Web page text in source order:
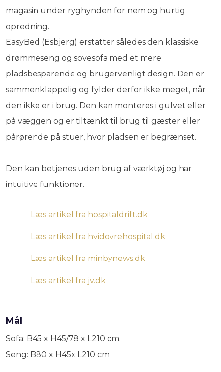
magasin under ryghynden for nem og hurtig
opredning.
EasyBed (Esbjerg) erstatter således den klassiske
drømmeseng og sovesofa med et mere
pladsbesparende og brugervenligt design. Den er
sammenklappelig og fylder derfor ikke meget, når
den ikke er i brug. Den kan monteres i gulvet eller
på væggen og er tiltænkt til brug til gæster eller
pårørende på stuer, hvor pladsen er begrænset.
Den kan betjenes uden brug af værktøj og har
intuitive funktioner.
Læs artikel fra hospitaldrift.dk
Læs artikel fra hvidovrehospital.dk
​Læs artikel fra minbynews.dk
Læs artikel fra jv.dk
Mål
​Sofa: B45 x H45/78 x L210 cm.
Seng: B80 x H45x L210 cm.